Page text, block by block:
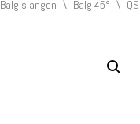
Balg slangen \ Balg 45° \